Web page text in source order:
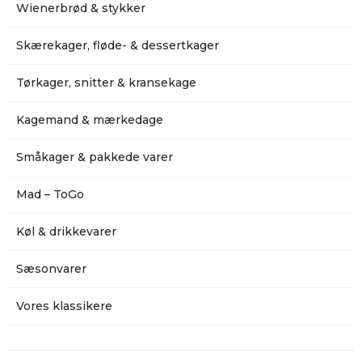
Wienerbrød & stykker
Skærekager, fløde- & dessertkager
Tørkager, snitter & kransekage
Kagemand & mærkedage
Småkager & pakkede varer
Mad – ToGo
Køl & drikkevarer
Sæsonvarer
Vores klassikere